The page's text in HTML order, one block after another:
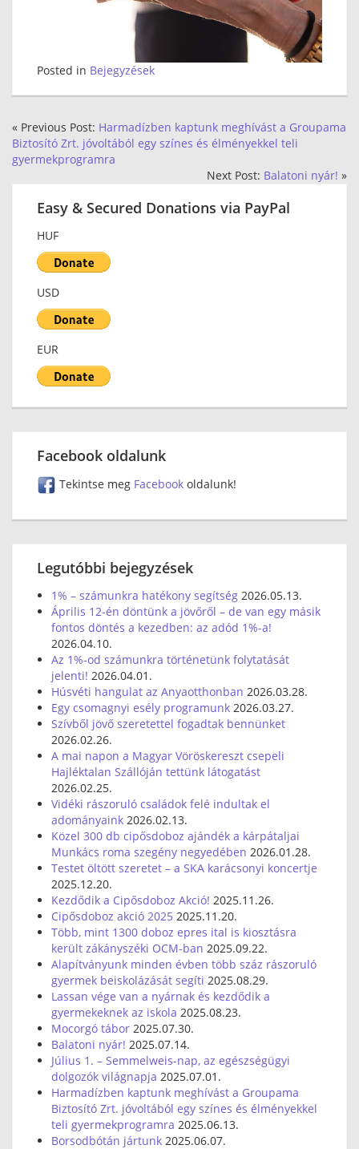
Posted in Bejegyzések
« Previous Post: Harmadízben kaptunk meghívást a Groupama
Biztosító Zrt. jóvoltából egy színes és élményekkel teli
gyermekprogramra
Next Post: Balatoni nyár! »
Easy & Secured Donations via PayPal
HUF
USD
EUR
Facebook oldalunk
Tekintse meg Facebook oldalunk!
Legutóbbi bejegyzések
1% – számunkra hatékony segítség 2026.05.13.
Április 12-én döntünk a jövőről – de van egy másik
fontos döntés a kezedben: az adód 1%-a!
2026.04.10.
Az 1%-od számunkra történetünk folytatását
jelenti! 2026.04.01.
Húsvéti hangulat az Anyaotthonban 2026.03.28.
Egy csomagnyi esély programunk 2026.03.27.
Szívből jövő szeretettel fogadtak bennünket
2026.02.26.
A mai napon a Magyar Vöröskereszt csepeli
Hajléktalan Szállóján tettünk látogatást
2026.02.25.
Vidéki rászoruló családok felé indultak el
adományaink 2026.02.13.
Közel 300 db cipősdoboz ajándék a kárpátaljai
Munkács roma szegény negyedében 2026.01.28.
Testet öltött szeretet – a SKA karácsonyi koncertje
2025.12.20.
Kezdődik a Cipősdoboz Akció! 2025.11.26.
Cipősdoboz akció 2025 2025.11.20.
Több, mint 1300 doboz epres ital is kiosztásra
került zákányszéki OCM-ban 2025.09.22.
Alapítványunk minden évben több száz rászoruló
gyermek beiskolázását segíti 2025.08.29.
Lassan vége van a nyárnak és kezdődik a
gyermekeknek az iskola 2025.08.23.
Mocorgó tábor 2025.07.30.
Balatoni nyár! 2025.07.14.
Július 1. – Semmelweis-nap, az egészségügyi
dolgozók világnapja 2025.07.01.
Harmadízben kaptunk meghívást a Groupama
Biztosító Zrt. jóvoltából egy színes és élményekkel
teli gyermekprogramra 2025.06.13.
Borsodbótán jártunk 2025.06.07.